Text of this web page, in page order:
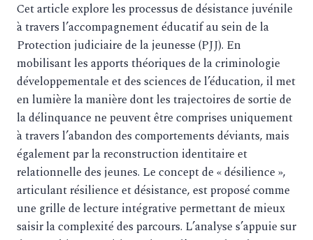
Cet article explore les processus de désistance juvénile
à travers l’accompagnement éducatif au sein de la
Protection judiciaire de la jeunesse (PJJ). En
mobilisant les apports théoriques de la criminologie
développementale et des sciences de l’éducation, il met
en lumière la manière dont les trajectoires de sortie de
la délinquance ne peuvent être comprises uniquement
à travers l’abandon des comportements déviants, mais
également par la reconstruction identitaire et
relationnelle des jeunes. Le concept de « désilience »,
articulant résilience et désistance, est proposé comme
une grille de lecture intégrative permettant de mieux
saisir la complexité des parcours. L’analyse s’appuie sur